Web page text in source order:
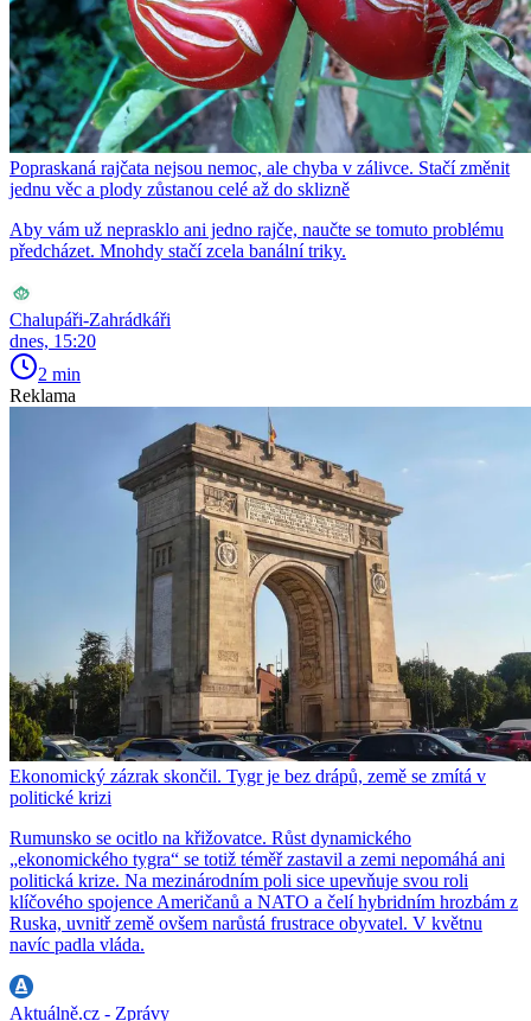
Popraskaná rajčata nejsou nemoc, ale chyba v zálivce. Stačí změnit
jednu věc a plody zůstanou celé až do sklizně
Aby vám už neprasklo ani jedno rajče, naučte se tomuto problému
předcházet. Mnohdy stačí zcela banální triky.
Chalupáři-Zahrádkáři
dnes, 15:20
2 min
Reklama
Ekonomický zázrak skončil. Tygr je bez drápů, země se zmítá v
politické krizi
Rumunsko se ocitlo na křižovatce. Růst dynamického
„ekonomického tygra“ se totiž téměř zastavil a zemi nepomáhá ani
politická krize. Na mezinárodním poli sice upevňuje svou roli
klíčového spojence Američanů a NATO a čelí hybridním hrozbám z
Ruska, uvnitř země ovšem narůstá frustrace obyvatel. V květnu
navíc padla vláda.
Aktuálně.cz - Zprávy